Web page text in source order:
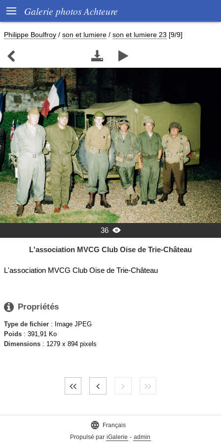
 Galerie photos Achteure
Philippe Boulfroy / son et lumiere / son et lumiere 23 [9/9]
  
36 
L'association MVCG Club Oise de Trie-Château
L'association MVCG Club Oise de Trie-Château
 Propriétés
Type de fichier : Image JPEG
Poids : 391,91 Ko
Dimensions : 1279 x 894 pixels

Français
Propulsé par iGalerie - admin